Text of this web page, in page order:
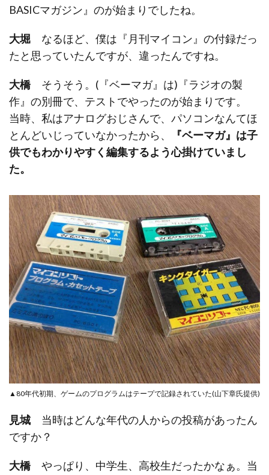
BASICマガジン』のが始まりでしたね。
大堀 なるほど、僕は『月刊マイコン』の付録だっ
たと思っていたんですが、違ったんですね。
大橋そうそう。(『ベーマガ』は)『ラジオの製
作』の別冊で、テストでやったのが始まりです。
当時、私はアナログおじさんで、パソコンなんてほ
とんどいじっていなかったから、
『ベーマガ』は子
供でもわかりやすく編集するよう心掛けていまし
た。
▲80年代初期、ゲームのプログラムはテープで記録されていた(山下章氏提供)
見城 当時はどんな年代の人からの投稿があったん
ですか？
大橋やっぱり、中学生、高校生だったかなぁ。当